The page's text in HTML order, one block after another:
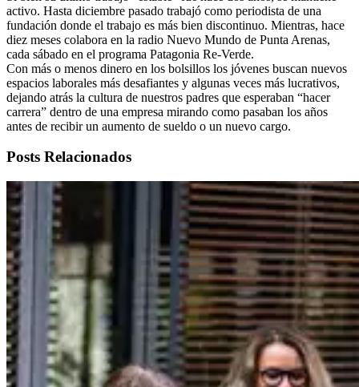
activo. Hasta diciembre pasado trabajó como periodista de una
fundación donde el trabajo es más bien discontinuo. Mientras, hace
diez meses colabora en la radio Nuevo Mundo de Punta Arenas,
cada sábado en el programa Patagonia Re-Verde.
Con más o menos dinero en los bolsillos los jóvenes buscan nuevos
espacios laborales más desafiantes y algunas veces más lucrativos,
dejando atrás la cultura de nuestros padres que esperaban “hacer
carrera” dentro de una empresa mirando como pasaban los años
antes de recibir un aumento de sueldo o un nuevo cargo.
Posts Relacionados